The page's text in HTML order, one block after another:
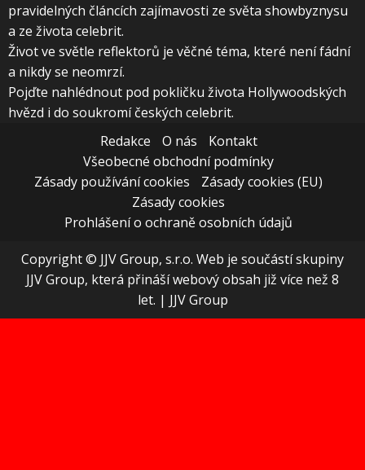
pravidelných článcích zajímavosti ze světa showbyznysu
a ze života celebrit.
Život ve světle reflektorů je věčné téma, které není fádní
a nikdy se neomrzí.
Pojďte nahlédnout pod pokličku života Hollywoodských
hvězd i do soukromí českých celebrit.
Redakce
O nás
Kontakt
Všeobecné obchodní podmínky
Zásady používání cookies
Zásady cookies (EU)
Zásady cookies
Prohlášení o ochraně osobních údajů
Copyright © JJV Group, s.r.o. Web je součástí skupiny
JJV Group, která přináší webový obsah již více než 8
let. | JJV Group